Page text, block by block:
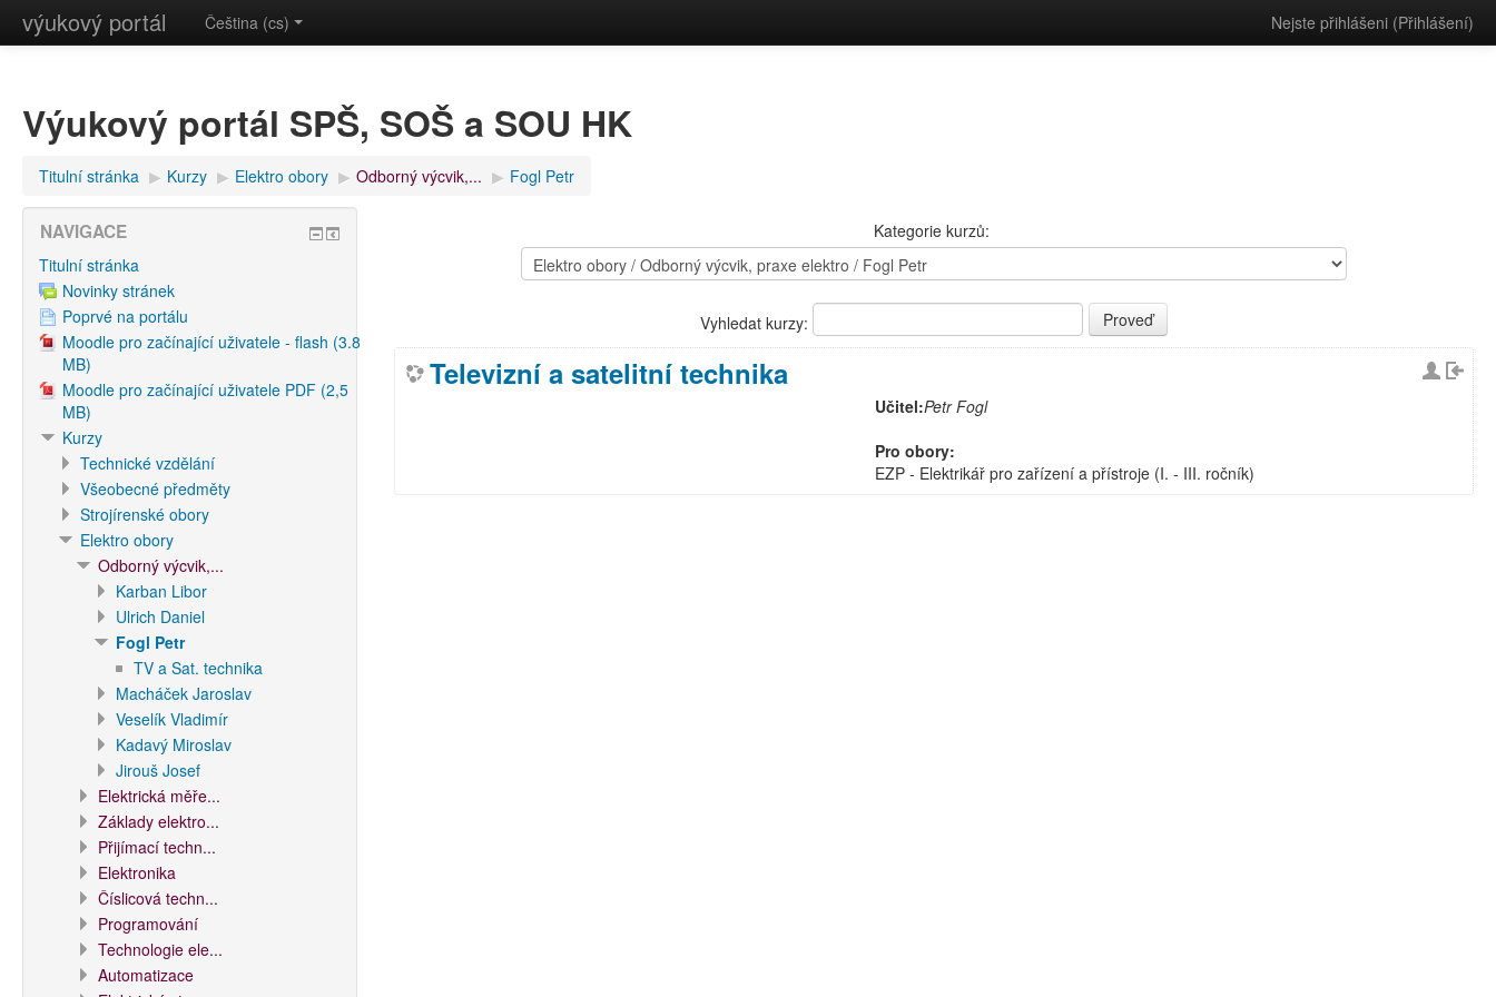
výukový portál Nejste přihlášeni (Přihlášení)
Čeština (cs)
Výukový portál SPŠ, SOŠ a SOU HK
Titulní stránka ▶︎ Kurzy ▶︎ Elektro obory ▶︎ Odborný výcvik,... ▶︎ Fogl Petr
Kategorie kurzů:
Vyhledat kurzy:
Televizní a satelitní technika
Učitel:Petr Fogl
Pro obory:
EZP - Elektrikář pro zařízení a přístroje (I. - III. ročník)
NAVIGACE
Titulní stránka
Novinky stránek
Poprvé na portálu
Moodle pro začínající uživatele - flash (3.8
MB)
Moodle pro začínající uživatele PDF (2,5
MB)
Kurzy
Technické vzdělání
Všeobecné předměty
Strojírenské obory
Elektro obory
Odborný výcvik,...
Karban Libor
Ulrich Daniel
Fogl Petr
TV a Sat. technika
Macháček Jaroslav
Veselík Vladimír
Kadavý Miroslav
Jirouš Josef
Elektrická měře...
Základy elektro...
Přijímací techn...
Elektronika
Číslicová techn...
Programování
Technologie ele...
Automatizace